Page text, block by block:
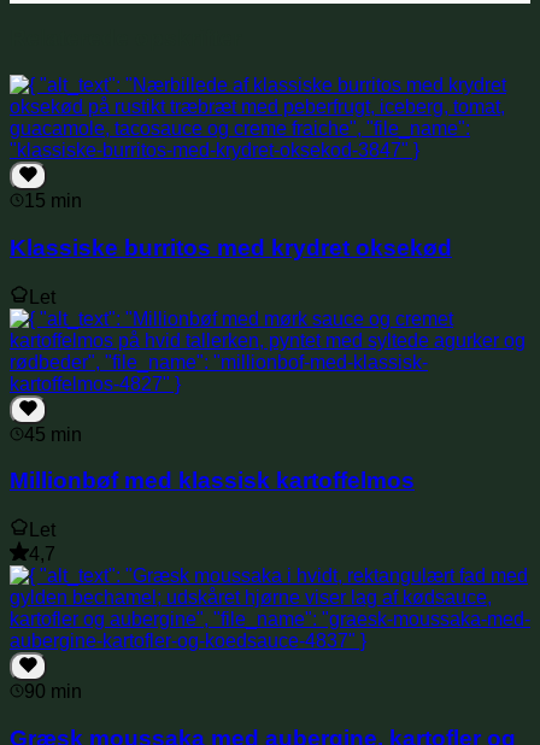
15 min
Klassiske burritos med krydret oksekød
Let
45 min
Millionbøf med klassisk kartoffelmos
Let
4,7
90 min
Græsk moussaka med aubergine, kartofler og